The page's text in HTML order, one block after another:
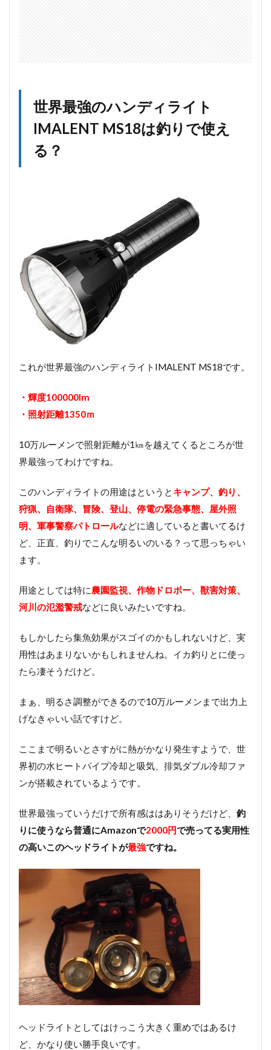
世界最強のハンディライト
IMALENT MS18は釣りで使え
る？
これが世界最強のハンディライトIMALENT MS18です。
・輝度100000lm
・照射距離1350ｍ
10万ルーメンで照射距離が1㎞を越えてくるところが世
界最強ってわけですね。
このハンディライトの用途はというと キャンプ、釣り、
狩猟、自衛隊、冒険、登山、停電の緊急事態、屋外照
明、軍事警察パトロールなどに適していると書いてるけ
ど、正直、釣りでこんな明るいのいる？って思っちゃい
ます。
用途としては特に農園監視、作物ドロボー、獣害対策、
河川の氾濫警戒などに良いみたいですね。
もしかしたら集魚効果がスゴイのかもしれないけど、実
用性はあまりないかもしれませんね。イカ釣りとに使っ
たら凄そうだけど。
まぁ、明るさ調整ができるので10万ルーメンまで出力上
げなきゃいい話ですけど。
ここまで明るいとさすがに熱がかなり発生すようで、世
界初の水ヒートパイプ冷却と吸気、排気ダブル冷却ファ
ンが搭載されているようです。
世界最強っていうだけで所有感ははありそうだけど、 釣
りに使うなら普通にAmazonで2000円で売ってる実用性
の高いこのヘッドライトが最強ですね。
ヘッドライトとしてはけっこう大きく重めではあるけ
ど、かなり使い勝手良いです。